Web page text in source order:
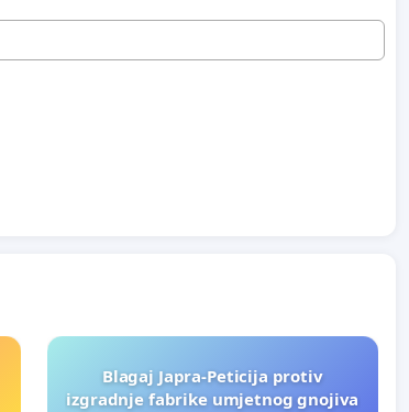
Blagaj Japra-Peticija protiv
izgradnje fabrike umjetnog gnojiva